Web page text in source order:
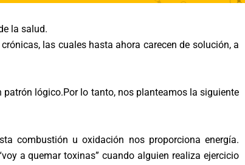
la salud.
las cuales hasta ahora carecen de solución, a
lógico.Por lo tanto, nos planteamos la siguiente
combustión u oxidación nos proporciona energía.
a quemar toxinas” cuando alguien realiza ejercicio